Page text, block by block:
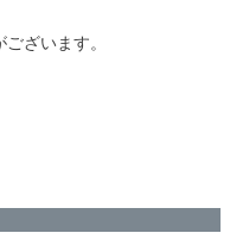
ざいます。